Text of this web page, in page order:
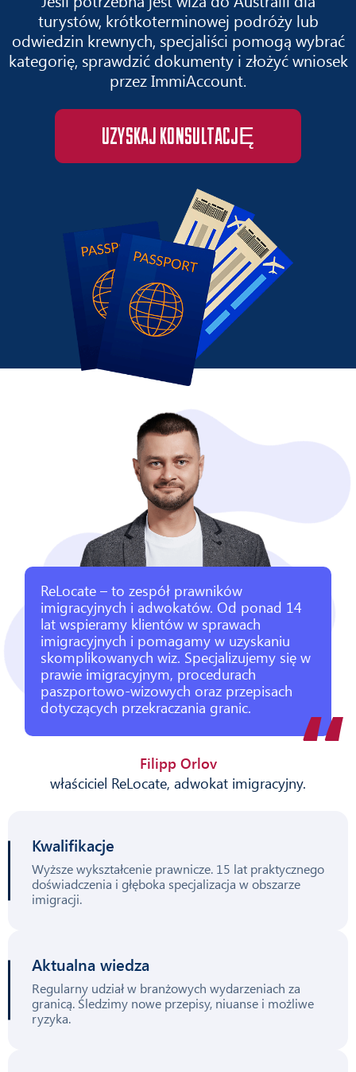
turystów, krótkoterminowej podróży lub
odwiedzin krewnych, specjaliści pomogą wybrać
kategorię, sprawdzić dokumenty i złożyć wniosek
przez ImmiAccount.
UZYSKAJ KONSULTACJĘ
ReLocate – to zespół prawników
imigracyjnych i adwokatów. Od ponad 14
lat wspieramy klientów w sprawach
imigracyjnych i pomagamy w uzyskaniu
skomplikowanych wiz. Specjalizujemy się w
prawie imigracyjnym, procedurach
paszportowo-wizowych oraz przepisach
dotyczących przekraczania granic.
Filipp Orlov
właściciel ReLocate, adwokat imigracyjny.
Kwalifikacje
Wyższe wykształcenie prawnicze. 15 lat praktycznego
doświadczenia i głęboka specjalizacja w obszarze
imigracji.
Aktualna wiedza
Regularny udział w branżowych wydarzeniach za
granicą. Śledzimy nowe przepisy, niuanse i możliwe
ryzyka.